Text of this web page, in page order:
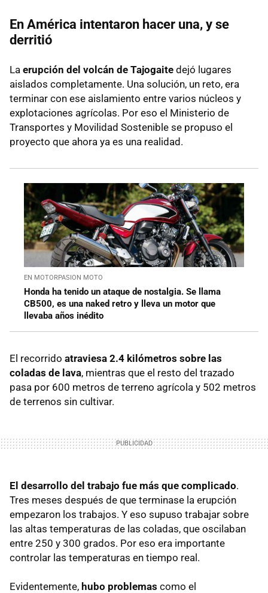
En América intentaron hacer una, y se
derritió
La erupción del volcán de Tajogaite dejó lugares
aislados completamente. Una solución, un reto, era
terminar con ese aislamiento entre varios núcleos y
explotaciones agrícolas. Por eso el Ministerio de
Transportes y Movilidad Sostenible se propuso el
proyecto que ahora ya es una realidad.
EN MOTORPASION MOTO
Honda ha tenido un ataque de nostalgia. Se llama
CB500, es una naked retro y lleva un motor que
llevaba años inédito
El recorrido atraviesa 2.4 kilómetros sobre las
coladas de lava, mientras que el resto del trazado
pasa por 600 metros de terreno agrícola y 502 metros
de terrenos sin cultivar.
El desarrollo del trabajo fue más que complicado.
Tres meses después de que terminase la erupción
empezaron los trabajos. Y eso supuso trabajar sobre
las altas temperaturas de las coladas, que oscilaban
entre 250 y 300 grados. Por eso era importante
controlar las temperaturas en tiempo real.
Evidentemente, hubo problemas como el